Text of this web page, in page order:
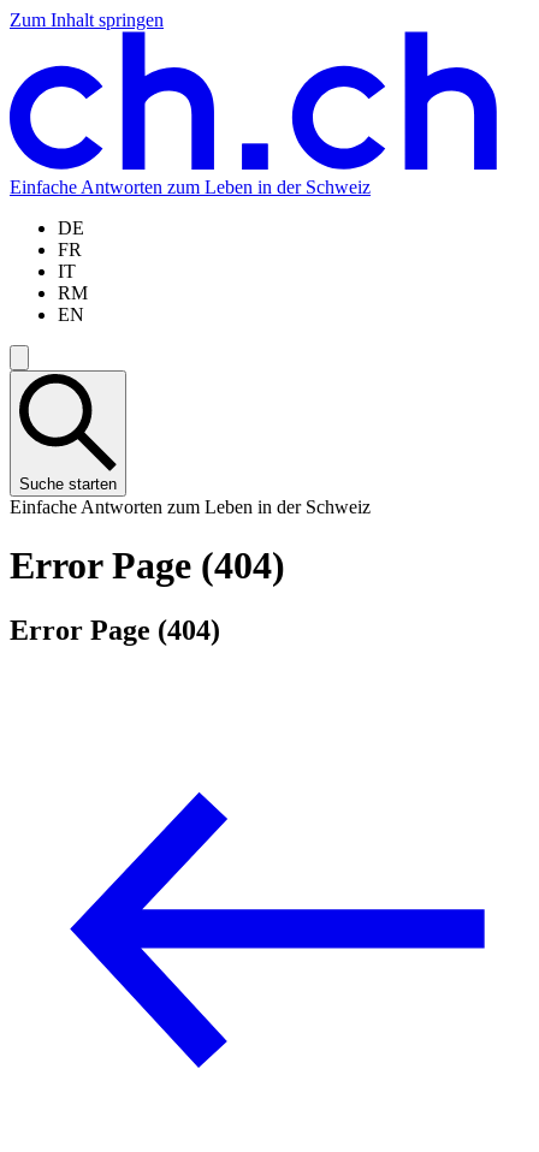
Zum Inhalt springen
Zum
springen
Zur
springen
Zur
springen
Zur
springen
Einfache Antworten zum Leben in der Schweiz
DE
FR
IT
RM
EN
Suche starten
Einfache Antworten zum Leben in der Schweiz
Error Page (404)
Error Page (404)